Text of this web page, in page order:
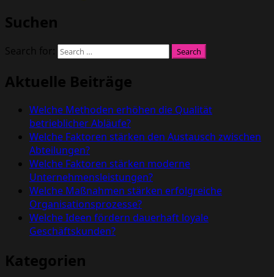
Suchen
Search for:
Aktuelle Beiträge
Welche Methoden erhöhen die Qualität
betrieblicher Abläufe?
Welche Faktoren stärken den Austausch zwischen
Abteilungen?
Welche Faktoren stärken moderne
Unternehmensleistungen?
Welche Maßnahmen stärken erfolgreiche
Organisationsprozesse?
Welche Ideen fördern dauerhaft loyale
Geschäftskunden?
Kategorien